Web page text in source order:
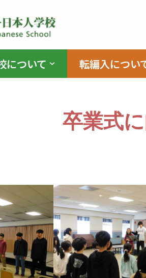
について 転編入につい
卒業式